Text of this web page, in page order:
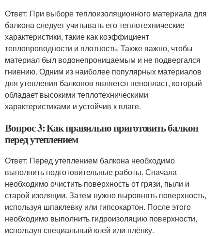
Ответ: При выборе теплоизоляционного материала для
балкона следует учитывать его теплотехнические
характеристики, такие как коэффициент
теплопроводности и плотность. Также важно, чтобы
материал был водонепроницаемым и не подвергался
гниению. Одним из наиболее популярных материалов
для утепления балконов является пенопласт, который
обладает высокими теплотехническими
характеристиками и устойчив к влаге.
Вопрос 3: Как правильно приготовить балкон
перед утеплением
Ответ: Перед утеплением балкона необходимо
выполнить подготовительные работы. Сначала
необходимо очистить поверхность от грязи, пыли и
старой изоляции. Затем нужно выровнять поверхность,
используя шпаклевку или гипсокартон. После этого
необходимо выполнить гидроизоляцию поверхности,
используя специальный клей или плёнку.